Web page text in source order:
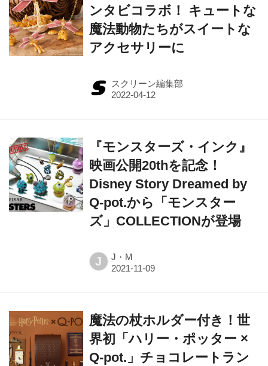
ンタビコラボ！ キュートな
魔法動物たちがスイートな
アクセサリーに
スクリーン編集部
『モンスターズ・インク』
映画公開20thを記念！
Disney Story Dreamed by
Q-pot.から「モンスター
ズ」COLLECTIONが登場
J J・M
魔法の杖ホルダー付き！世
界初「ハリー・ポッター ×
Q-pot.」チョコレートラン